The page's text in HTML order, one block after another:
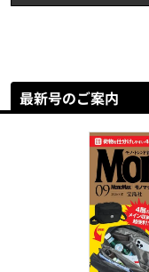
最新号のご案内